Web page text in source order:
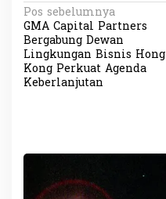
N
a
v
i
s
p
Pos sebelumnya
GMA Capital Partners
Bergabung Dewan
Lingkungan Bisnis Hong
Kong Perkuat Agenda
Keberlanjutan